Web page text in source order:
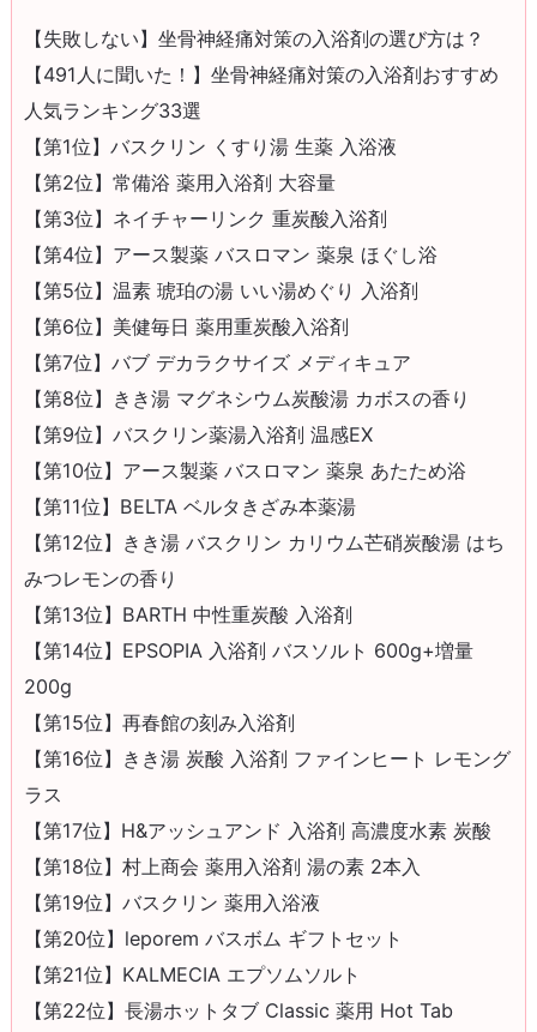
【失敗しない】坐骨神経痛対策の入浴剤の選び方は？
【491人に聞いた！】坐骨神経痛対策の入浴剤おすすめ
人気ランキング33選
【第1位】バスクリン くすり湯 生薬 入浴液
【第2位】常備浴 薬用入浴剤 大容量
【第3位】ネイチャーリンク 重炭酸入浴剤
【第4位】アース製薬 バスロマン 薬泉 ほぐし浴
【第5位】温素 琥珀の湯 いい湯めぐり 入浴剤
【第6位】美健毎日 薬用重炭酸入浴剤
【第7位】バブ デカラクサイズ メディキュア
【第8位】きき湯 マグネシウム炭酸湯 カボスの香り
【第9位】バスクリン薬湯入浴剤 温感EX
【第10位】アース製薬 バスロマン 薬泉 あたため浴
【第11位】BELTA ベルタきざみ本薬湯
【第12位】きき湯 バスクリン カリウム芒硝炭酸湯 はち
みつレモンの香り
【第13位】BARTH 中性重炭酸 入浴剤
【第14位】EPSOPIA 入浴剤 バスソルト 600g+増量
200g
【第15位】再春館の刻み入浴剤
【第16位】きき湯 炭酸 入浴剤 ファインヒート レモング
ラス
【第17位】H&アッシュアンド 入浴剤 高濃度水素 炭酸
【第18位】村上商会 薬用入浴剤 湯の素 2本入
【第19位】バスクリン 薬用入浴液
【第20位】leporem バスボム ギフトセット
【第21位】KALMECIA エプソムソルト
【第22位】長湯ホットタブ Classic 薬用 Hot Tab